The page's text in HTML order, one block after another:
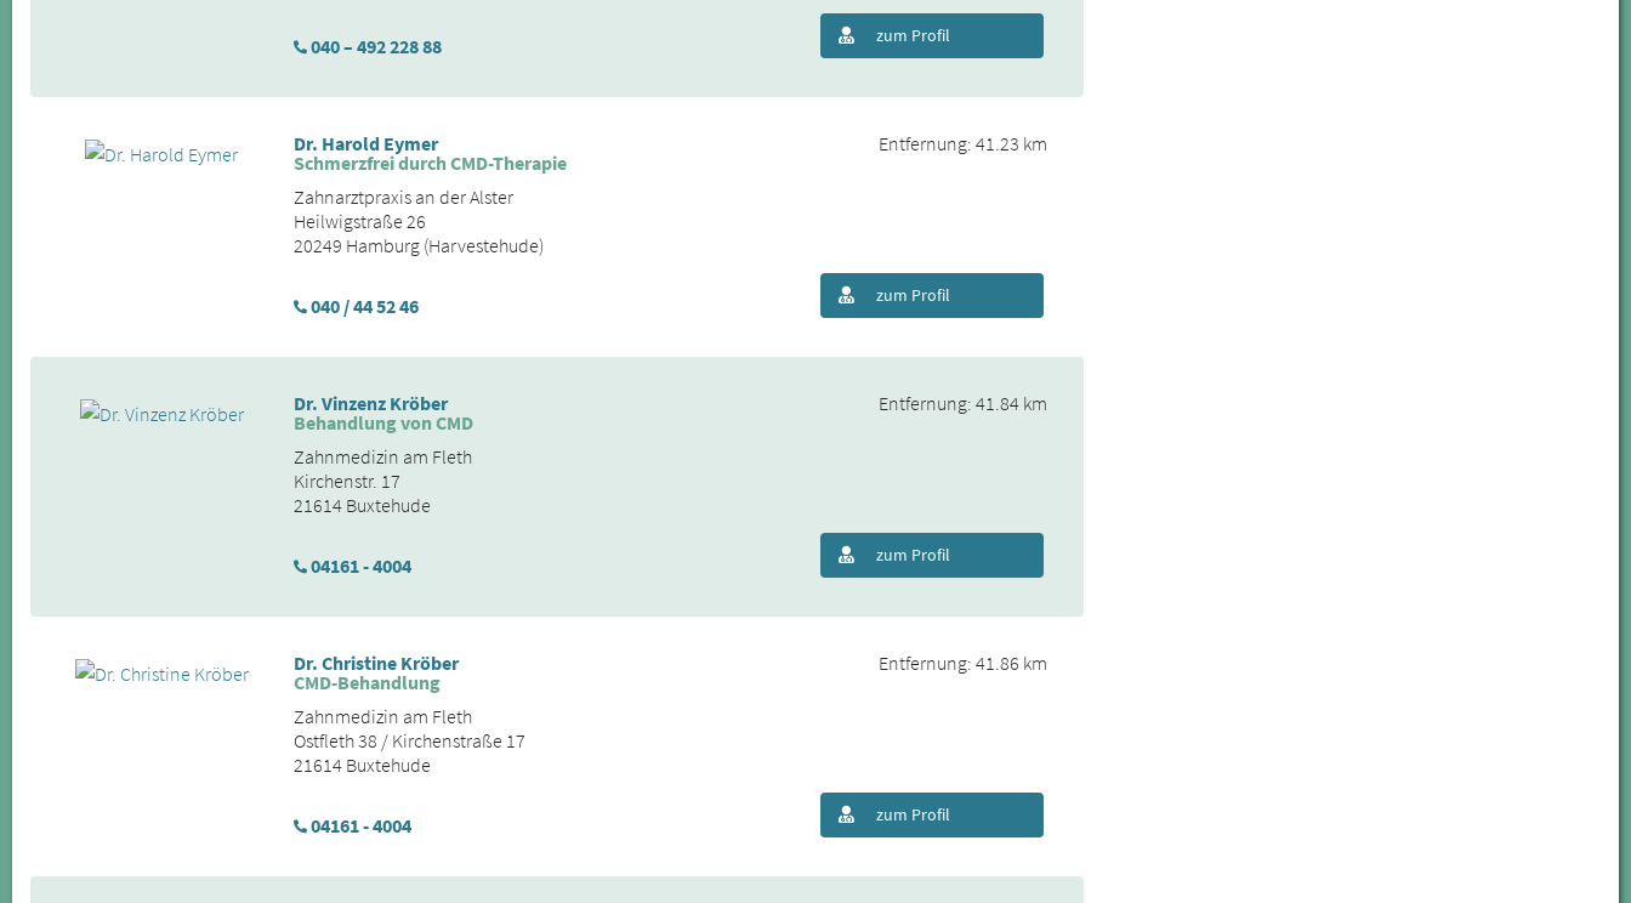
040 – 492 228 88 zum Profil
Dr. Harold Eymer
Schmerzfrei durch CMD-Therapie
Zahnarztpraxis an der Alster
Heilwigstraße 26
20249 Hamburg (Harvestehude)
040 / 44 52 46
Entfernung: 41.23 km
zum Profil
Dr. Vinzenz Kröber
Behandlung von CMD
Zahnmedizin am Fleth
Kirchenstr. 17
21614 Buxtehude
04161 - 4004
Entfernung: 41.84 km
zum Profil
Dr. Christine Kröber
CMD-Behandlung
Zahnmedizin am Fleth
Ostfleth 38 / Kirchenstraße 17
21614 Buxtehude
04161 - 4004
Entfernung: 41.86 km
zum Profil